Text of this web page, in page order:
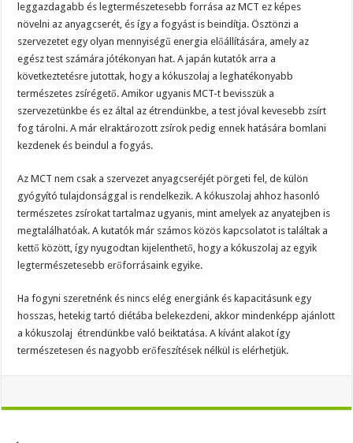
leggazdagabb és legtermészetesebb forrása az MCT ez képes
növelni az anyagcserét, és így a fogyást is beindítja. Ösztönzi a
szervezetet egy olyan mennyiségű energia előállítására, amely az
egész test számára jótékonyan hat. A japán kutatók arra a
következtetésre jutottak, hogy a kókuszolaj a leghatékonyabb
természetes zsírégető. Amikor ugyanis MCT-t bevisszük a
szervezetünkbe és ez által az étrendünkbe, a test jóval kevesebb zsírt
fog tárolni. A már elraktározott zsírok pedig ennek hatására bomlani
kezdenek és beindul a fogyás.
Az MCT nem csak a szervezet anyagcseréjét pörgeti fel, de külön
gyógyító tulajdonsággal is rendelkezik. A kókuszolaj ahhoz hasonló
természetes zsírokat tartalmaz ugyanis, mint amelyek az anyatejben is
megtalálhatóak. A kutatók már számos közös kapcsolatot is találtak a
kettő között, így nyugodtan kijelenthető, hogy a kókuszolaj az egyik
legtermészetesebb erőforrásaink egyike.
Ha fogyni szeretnénk és nincs elég energiánk és kapacitásunk egy
hosszas, hetekig tartó diétába belekezdeni, akkor mindenképp ajánlott
a kókuszolaj étrendünkbe való beiktatása. A kívánt alakot így
természetesen és nagyobb erőfeszítések nélkül is elérhetjük.